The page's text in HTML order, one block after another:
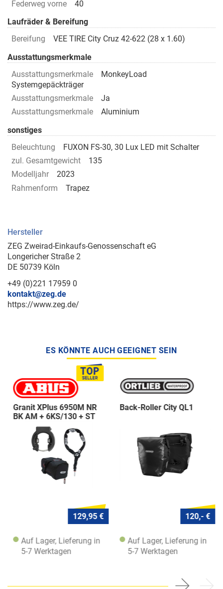
Federweg vorne
40
Laufräder & Bereifung
Bereifung
VEE TIRE City Cruz 42-622 (28 x 1.60)
Ausstattungsmerkmale
Ausstattungsmerkmale
MonkeyLoad
Systemgepäckträger
Ausstattungsmerkmale
Ja
Ausstattungsmerkmale
Aluminium
sonstiges
Beleuchtung
FUXON FS-30, 30 Lux LED mit Schalter
zul. Gesamtgewicht
135
Modelljahr
2023
Rahmenform
Trapez
Hersteller
ZEG Zweirad-Einkaufs-Genossenschaft eG
Longericher Straße 2
DE 50739 Köln
+49 (0)221 17959 0
kontakt@zeg.de
https://www.zeg.de/
ES KÖNNTE AUCH GEEIGNET SEIN
Granit XPlus 6950M NR
BK AM + 6KS/130 + ST
129,95 €
Auf Lager, Lieferung in
5-7 Werktagen
Back-Roller City QL1
120,- €
Auf Lager, Lieferung in
5-7 Werktagen